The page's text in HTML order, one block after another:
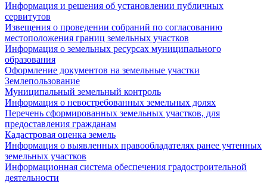
Информация и решения об установлении публичных
сервитутов
Извещения о проведении собраний по согласованию
местоположения границ земельных участков
Информация о земельных ресурсах муниципального
образования
Оформление документов на земельные участки
Землепользование
Муниципальный земельный контроль
Информация о невостребованных земельных долях
Перечень сформированных земельных участков, для
предоставления гражданам
Кадастровая оценка земель
Информация о выявленных правообладателях ранее учтенных
земельных участков
Информационная система обеспечения градостроительной
деятельности